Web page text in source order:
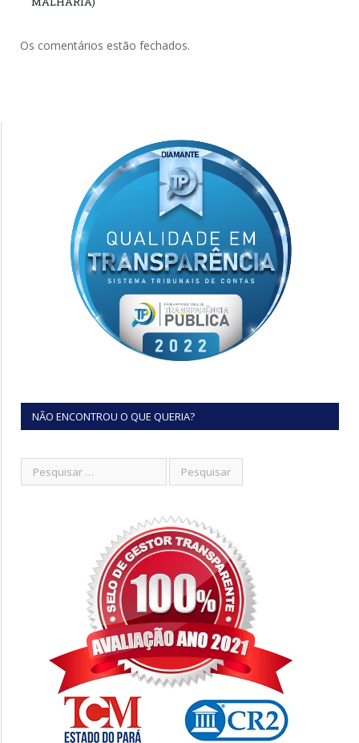
Os comentários estão fechados.
NÃO ENCONTROU O QUE QUERIA?